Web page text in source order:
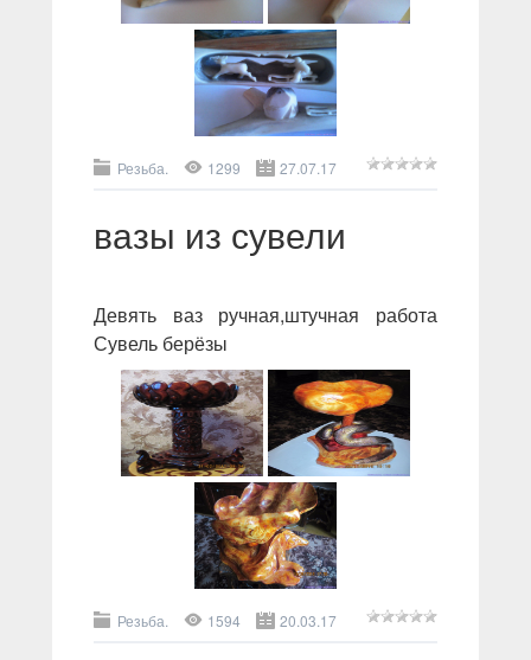
Резьба. 1299 27.07.17
вазы из сувели
Девять ваз ручная,штучная работа
Сувель берёзы
Резьба. 1594 20.03.17